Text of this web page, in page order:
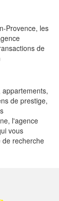
Provence, les
de
de prestige,
l'agence
vous
de recherche